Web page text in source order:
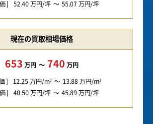
52.40 万円/坪 55.07 万円/坪
現在の買取相場価格
653 万円 740 万円
12.25 万円/m2 13.88 万円/m2
40.50 万円/坪 45.89 万円/坪